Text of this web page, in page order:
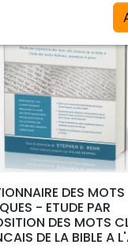
searchAPERÇU RAPIDE
DES MOTS
- ETUDE PAR
DES MOTS
DE LA BIBLE A